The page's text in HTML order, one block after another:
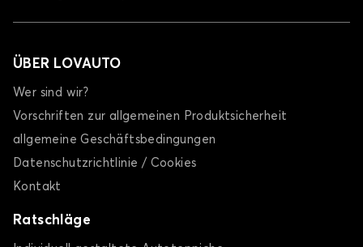
ÜBER LOVAUTO
Wer sind wir?
Vorschriften zur allgemeinen Produktsicherheit
allgemeine Geschäftsbedingungen
Datenschutzrichtlinie / Cookies
Kontakt
Ratschläge